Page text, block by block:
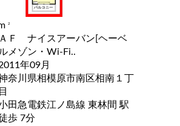
2
ＡＦ ナイスアーバン[ヘーベ
ルメゾン・Wi-Fi..
年09月
奈川県相模原市南区相南１丁
目
田急電鉄江ノ島線 東林間 駅
徒歩 7分